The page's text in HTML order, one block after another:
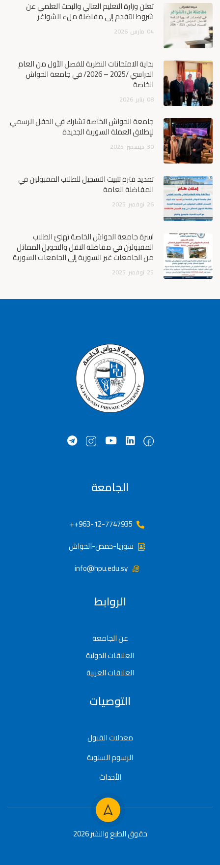
تعلن وزارة التعليم العالي والبحث العلمي عن
شروط التقدم إلى مفاضلة ملء الشواغر
04 مارس 2026
بداية الامتحانات النظرية للفصل الأول من العام
الدراسي /2025 – 2026/ في جامعة الحواش
الخاصة
08 يناير 2026
جامعة الحواش الخاصة تشارك في الحفل الرسمي
لإطلاق العملة السورية الجديدة
30 ديسمبر 2025
تمديد فترة تثبيت التسجيل للطلاب المقبولين في
المفاضلة العامة
26 نوفمبر 2025
أسرة جامعة الحواش الخاصة تهنئ الطلاب
المقبولين في مفاضلة النقل والتحويل المماثل
من الجامعات غير السورية إلى الجامعات السورية
25 نوفمبر 2025
الجامعة
963-12-7747935++
سوريا-حمص-الحواش
info@hpu.edu.sy
الروابط
عن الجامعة
العلاقات الدولية
العلاقات العربية
التوصيات
معدلات القبول
الرسوم السنوية
الأحداث
حقوق الطبع والنشر 2026